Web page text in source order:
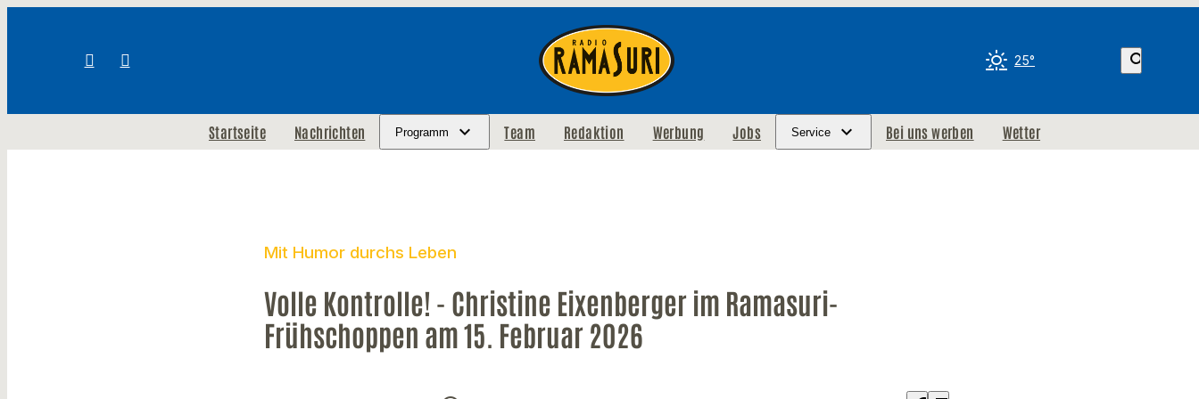
25° search
Startseite Nachrichten Programm Team Redaktion Werbung Jobs Service Bei uns werben Wetter
Mit Humor durchs Leben
Volle Kontrolle! - Christine Eixenberger im Ramasuri-
Frühschoppen am 15. Februar 2026